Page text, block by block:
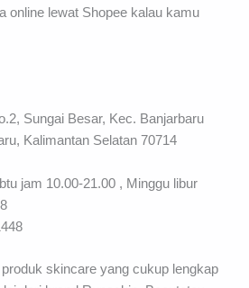
online lewat Shopee kalau kamu
Sungai Besar, Kec. Banjarbaru
Kalimantan Selatan 70714
jam 10.00-21.00 , Minggu libur
skincare yang cukup lengkap